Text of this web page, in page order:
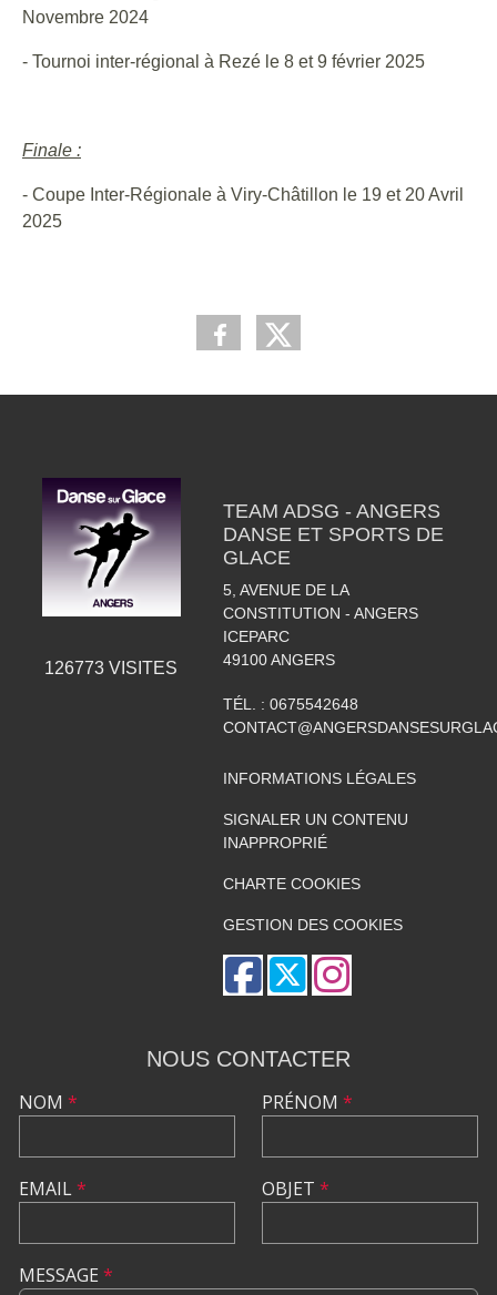
Novembre 2024
- Tournoi inter-régional à Rezé le 8 et 9 février 2025
Finale :
- Coupe Inter-Régionale à Viry-Châtillon le 19 et 20 Avril
2025
126773 VISITES
TEAM ADSG - ANGERS
DANSE ET SPORTS DE
GLACE
5, AVENUE DE LA
CONSTITUTION - ANGERS
ICEPARC
49100 ANGERS
TÉL. : 0675542648
INFORMATIONS LÉGALES
SIGNALER UN CONTENU
INAPPROPRIÉ
CHARTE COOKIES
GESTION DES COOKIES
NOUS CONTACTER
NOM *
EMAIL*
PRÉNOM *
OBJET *
MESSAGE *